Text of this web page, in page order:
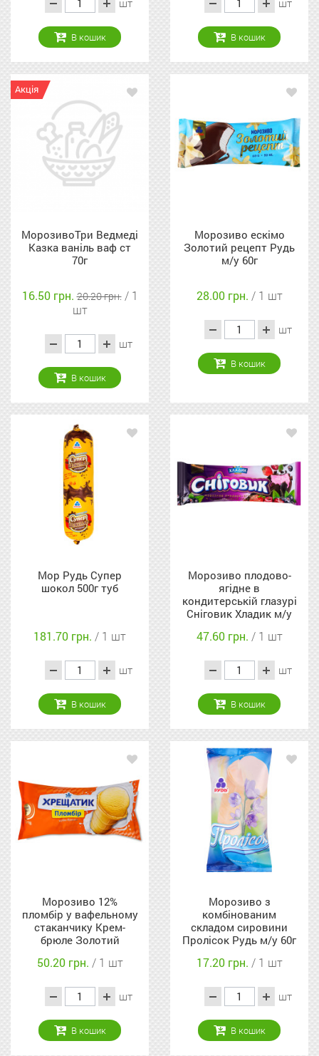
шт
В кошик
шт
В кошик
Акція
МорозивоТри Ведмеді
Казка ваніль ваф ст
70г
16.50 грн.20.20 грн. / 1
шт
шт
В кошик
Морозиво ескімо
Золотий рецепт Рудь
м/у 60г
28.00 грн. / 1 шт
шт
В кошик
Мор Рудь Супер
шокол 500г туб
181.70 грн. / 1 шт
шт
В кошик
Морозиво плодово-
ягідне в
кондитерській глазурі
Сніговик Хладик м/у
47.60 грн. / 1 шт
шт
В кошик
Морозиво 12%
пломбір у вафельному
стаканчику Крем-
брюле Золотий
у 90г
50.20 грн. / 1 шт
шт
В кошик
Морозиво з
комбінованим
складом сировини
Пролісок Рудь м/у 60г
17.20 грн. / 1 шт
шт
В кошик